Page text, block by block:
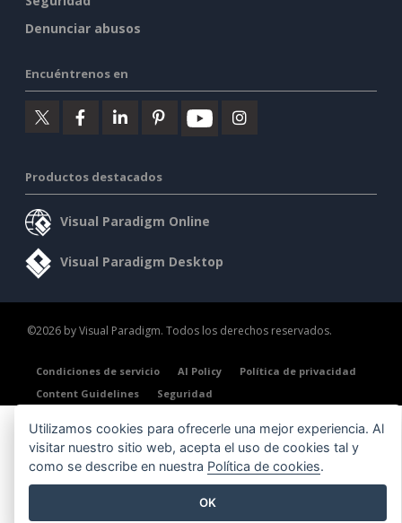
Denunciar abusos
Encuéntrenos en
Productos destacados
Visual Paradigm Online
Visual Paradigm Desktop
©2026 by Visual Paradigm. Todos los derechos reservados.
Condiciones de servicio AI Policy
Política de privacidad
Content Guidelines
Seguridad
Utilizamos cookies para ofrecerle una mejor experiencia. Al
visitar nuestro sitio web, acepta el uso de cookies tal y
como se describe en nuestra Política de cookies.
OK